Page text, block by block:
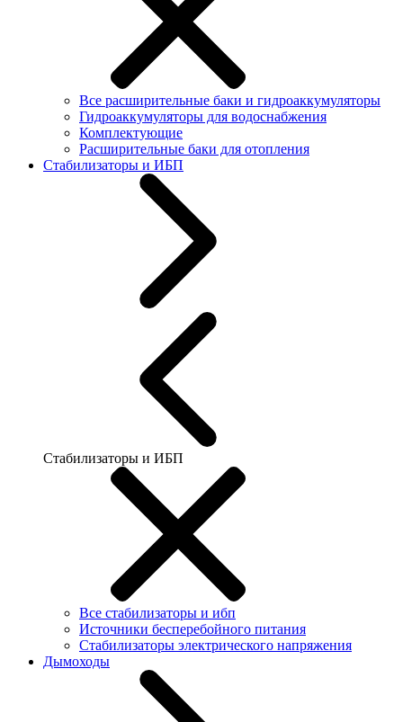
Все расширительные баки и гидроаккумуляторы
Гидроаккумуляторы для водоснабжения
Комплектующие
Расширительные баки для отопления
Стабилизаторы и ИБП
Стабилизаторы и ИБП
Все стабилизаторы и ибп
Источники бесперебойного питания
Стабилизаторы электрического напряжения
Дымоходы